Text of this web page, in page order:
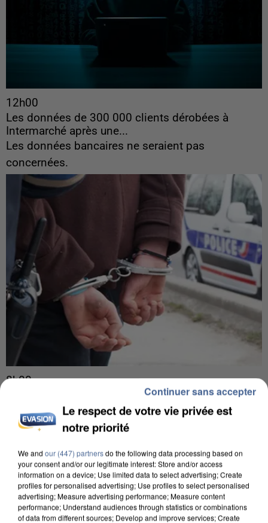
12h00
Les données de 300 000 clients dérobées à
Intermarché après une...
Les données bancaires ne seraient pas
concernées.
8h00
Un second cadre de la DZ Mafia interpellé en
Un cofondateur du réseau avait été interpellé
Le respect de votre vie privée est
notre priorité
We and our (447) partnersdo the following data processing based on
your consent and/or our legitimate interest: Store and/or access
information on a device; Use limited data to select advertising; Create
profiles for personalised advertising; Use profiles to select personalised
advertising; Measure advertising performance; Measure content
performance; Understand audiences through statistics or combinations
of data from different sources; Develop and improve services; Create
Continuer sans accepter